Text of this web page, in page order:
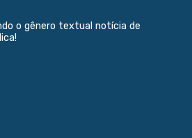
o gênero textual notícia de